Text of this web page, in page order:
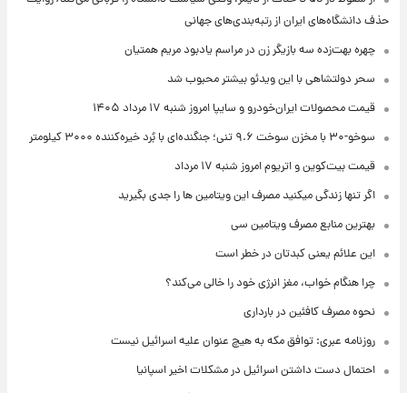
حذف دانشگاه‌های ایران از رتبه‌بندی‌های جهانی
چهره بهت‌زده سه بازیگر زن در مراسم یادبود مریم همتیان
سحر دولتشاهی با این ویدئو بیشتر محبوب شد
قیمت محصولات ایران‌خودرو و سایپا امروز شنبه ۱۷ مرداد ۱۴۰۵
سوخو-۳۰ با مخزن سوخت ۹.۶ تنی؛ جنگنده‌ای با بُرد خیره‌کننده ۳۰۰۰ کیلومتر
قیمت بیت‌کوین و اتریوم امروز شنبه ۱۷ مرداد
اگر تنها زندگی میکنید مصرف این ویتامین ها را جدی بگیرید
بهترین منابع مصرف ویتامین سی
این علائم یعنی کبدتان در خطر است
چرا هنگام خواب، مغز انرژی خود را خالی می‌کند؟
نحوه مصرف کافئین در بارداری
روزنامه عبری: توافق مکه به هیچ عنوان علیه اسرائیل نیست
احتمال دست داشتن اسرائیل در مشکلات اخیر اسپانیا